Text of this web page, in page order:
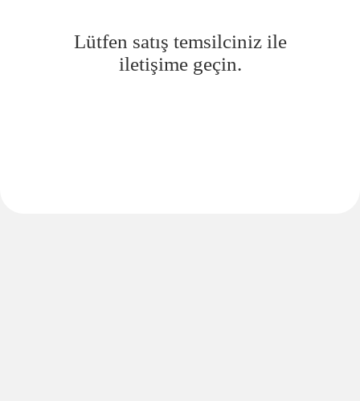
Lütfen satış temsilciniz ile
iletişime geçin.